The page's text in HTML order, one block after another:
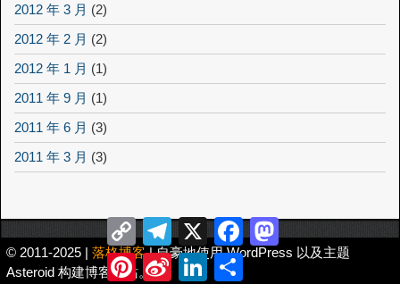
2012 年 3 月 (2)
2012 年 2 月 (2)
2012 年 1 月 (1)
2011 年 9 月 (1)
2011 年 6 月 (3)
2011 年 3 月 (3)
© 2011-2025 | 落格博客| 自豪地使用 WordPress 以及主题
Asteroid 构建博客网站。
Copy
Link
Telegram
X FacebookMastodon
Pinterest
Sina
Weibo
LinkedIn
分